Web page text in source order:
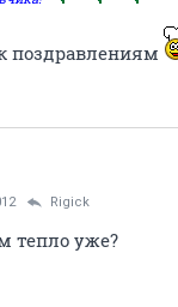
поздравлениям
Rigick
тепло уже?